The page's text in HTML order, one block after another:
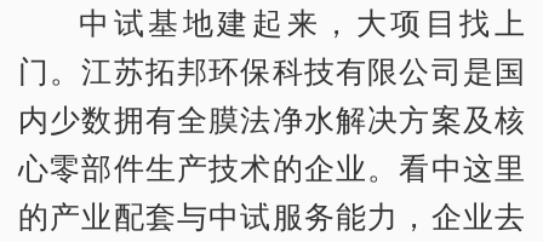
中试基地建起来，大项目找上
门。江苏拓邦环保科技有限公司是国
内少数拥有全膜法净水解决方案及核
心零部件生产技术的企业。看中这里
的产业配套与中试服务能力，企业去